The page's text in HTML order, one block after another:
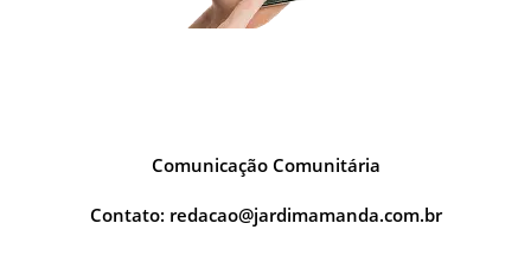
Comunicação Comunitária
Contato: redacao@jardimamanda.com.br